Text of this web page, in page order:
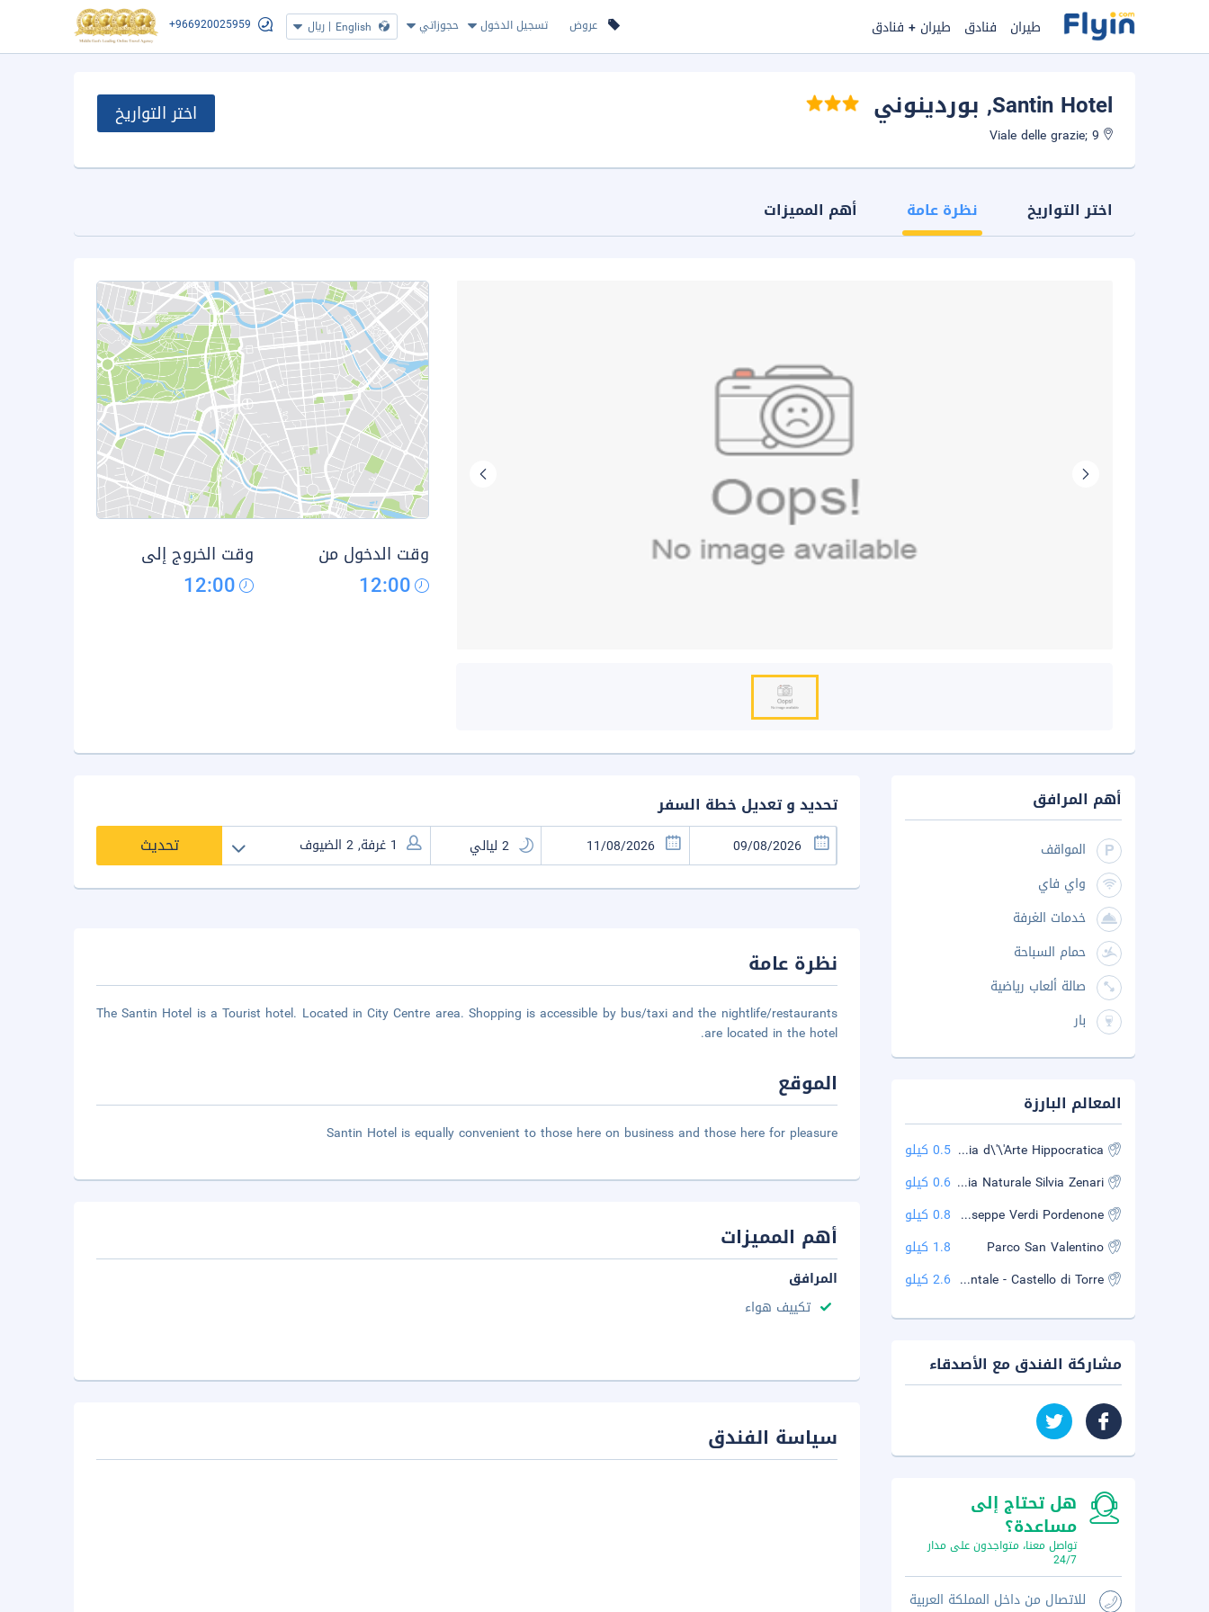
عروض تسجيل الدخول حجوزاتي English
| ريال +966920025959 طيران فنادق طيران + فنادق
Santin Hotel, بوردينوني اختر التواريخ
اختر التواريخ نظرة عامة أهم المميزات
وقت الدخول من
12:00
وقت الخروج إلى
12:00
تحديد و تعديل خطة السفر
تحديث
نظرة عامة
The Santin Hotel is a Tourist hotel. Located in City Centre area. Shopping is accessible by bus/taxi and the nightlife/restaurants
are located in the hotel.
الموقع
Santin Hotel is equally convenient to those here on business and those here for pleasure
أهم المميزات
المرافق
تكييف هواء
سياسة الفندق
أهم المرافق
المواقف
واي فاي
خدمات الغرفة
حمام السباحة
صالة ألعاب رياضية
بار
المعالم البارزة
Galleria d\'\'Arte Hippocratica 0.5 كيلو
Museo Civico di Storia Naturale Silvia Zenari 0.6 كيلو
Teatro Comunale Giuseppe Verdi Pordenone 0.8 كيلو
Parco San Valentino
1.8 كيلو
Museo Archeologico del Friuli Occidentale - Castello di Torre 2.6 كيلو
مشاركة الفندق مع الأصدقاء
هل تحتاج إلى
مساعدة؟
تواصل معنا، متواجدون على مدار
24/7
للاتصال من داخل المملكة العربية